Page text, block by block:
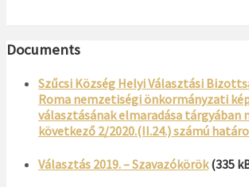
Documents
Szűcsi Község Helyi Választási
Roma nemzetiségi önkormányzati
választásának elmaradása tárgyában
következő 2/2020.(II.24.) számú
Választás 2019. – Szavazókörök (335